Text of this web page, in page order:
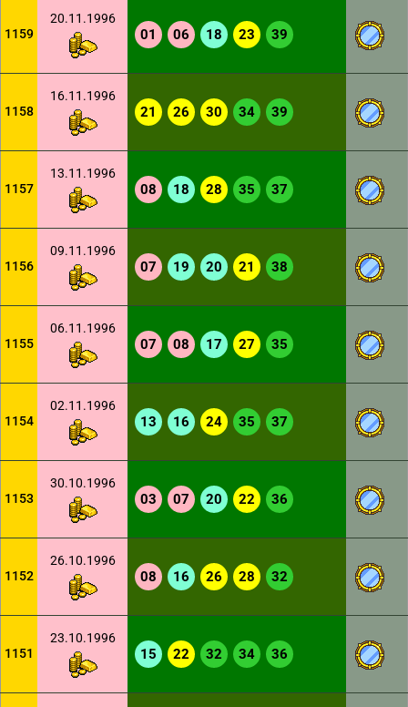
1159
20.11.1996
01 06 18 23 39
1158
16.11.1996
21 26 30 34 39
1157
13.11.1996
08 18 28 35 37
1156
09.11.1996
07 19 20 21 38
1155
06.11.1996
07 08 17 27 35
1154
02.11.1996
13 16 24 35 37
1153
30.10.1996
03 07 20 22 36
1152
26.10.1996
08 16 26 28 32
1151
23.10.1996
15 22 32 34 36